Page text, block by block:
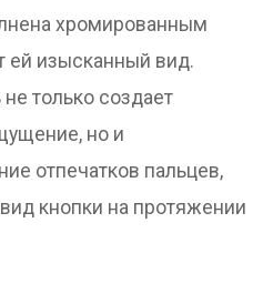
хромированным
ей изысканный вид.
только создает
но и
отпечатков пальцев,
кнопки на протяжении